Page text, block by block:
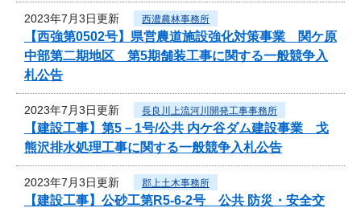
2023年7月3日更新 西濃農林事務所
【西強第0502号】県営農道施設強化対策事業 関ケ原
中部第二期地区 第5期舗装工事に関する一般競争入
札公告
2023年7月3日更新 長良川上流河川開発工事事務所
【建設工事】第5－1号/公共 内ケ谷ダム建設事業 戈
熊沢排水処理工事に関する一般競争入札公告
2023年7月3日更新 郡上土木事務所
【建設工事】公砂工第R5-6-2号 公共 防災・安全交